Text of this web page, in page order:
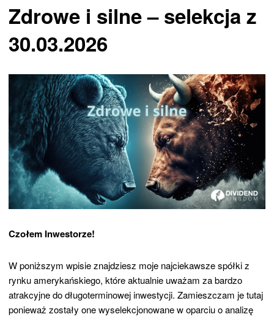
Zdrowe i silne – selekcja z
30.03.2026
Czołem Inwestorze!
W poniższym wpisie znajdziesz moje najciekawsze spółki z
rynku amerykańskiego, które aktualnie uważam za bardzo
atrakcyjne do długoterminowej inwestycji. Zamieszczam je tutaj
ponieważ zostały one wyselekcjonowane w oparciu o analizę